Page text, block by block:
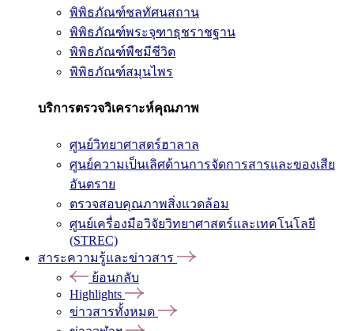
พิพิธภัณฑ์ชลทัศนสถาน
พิพิธภัณฑ์พระจุฑาธุชราชฐาน
พิพิธภัณฑ์พืชมีชีวิต
พิพิธภัณฑ์สมุนไพร
บริการตรวจวิเคราะห์คุณภาพ
ศูนย์วิทยาศาสตร์ฮาลาล
ศูนย์ความเป็นเลิศด้านการจัดการสารและของเสีย
อันตราย
ตรวจสอบคุณภาพสิ่งแวดล้อม
ศูนย์เครื่องมือวิจัยวิทยาศาสตร์และเทคโนโลยี
(STREC)
สาระความรู้และข่าวสาร
ย้อนกลับ
Highlights
ข่าวสารทั้งหมด